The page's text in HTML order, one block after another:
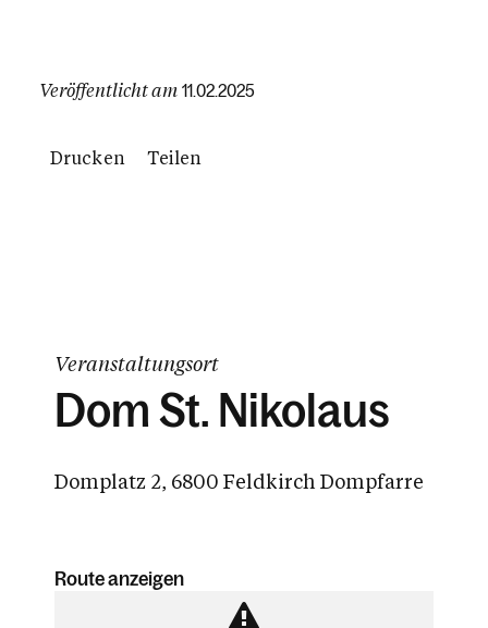
Veröffentlicht am 11.02.2025
Drucken Teilen
Veranstaltungsort
Dom St. Nikolaus
Domplatz 2, 6800 Feldkirch Dompfarre
Route anzeigen